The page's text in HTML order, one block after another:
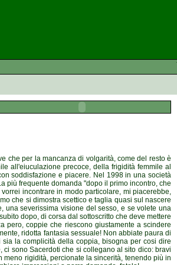
che per la mancanza di volgarità, come del resto è
all'eiuculazione precoce, della frigidità femmile al
soddisfazione e piacere. Nel 1998 in una società
più frequente domanda "dopo il primo incontro, che
incontrare in modo particolare, mi piacerebbe,
che si dimostra scettico e taglia quasi sul nascere
una severissima visione del sesso, e se volete una
dopo, di corsa dal sottoscritto che deve mettere
pero, coppie che riescono giustamente a scindere
ridotta fantasia sessuale! Non abbiate paura di
la complicità della coppia, bisogna per cosi dire
sono Sacerdoti che si collegano al sito dico: bravi
rigidità, percionate la sincerità, tenendo più in